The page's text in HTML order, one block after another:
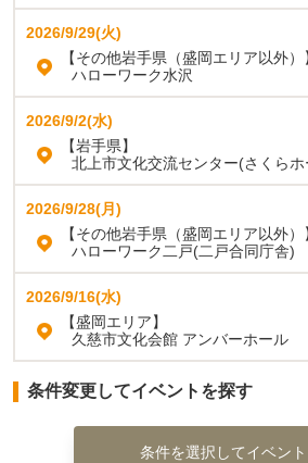
2026/9/29(火)
【その他岩手県（盛岡エリア以外）
ハローワーク水沢
2026/9/2(水)
【岩手県】
北上市文化交流センター(さくらホ
2026/9/28(月)
【その他岩手県（盛岡エリア以外）
ハローワーク二戸(二戸合同庁舎)
2026/9/16(水)
【盛岡エリア】
久慈市文化会館 アンバーホール
条件変更してイベントを探す
条件を選択してイベン